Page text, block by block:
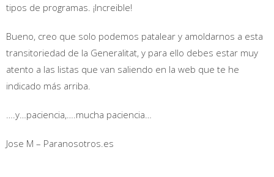
tipos de programas. ¡Increible!
Bueno, creo que solo podemos patalear y amoldarnos a esta
transitoriedad de la Generalitat, y para ello debes estar muy
atento a las listas que van saliendo en la web que te he
indicado más arriba.
….y…paciencia,….mucha paciencia…
Jose M – Paranosotros.es